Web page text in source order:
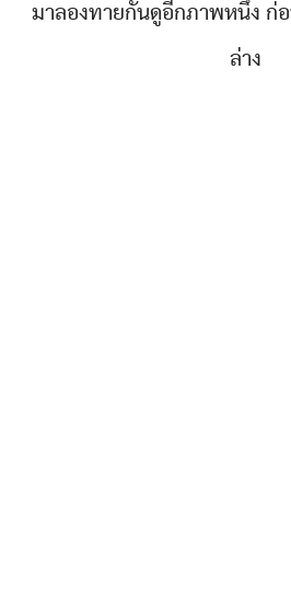
มาลองทายกันดูอีกภาพหนึ่ง ก่
ล่าง